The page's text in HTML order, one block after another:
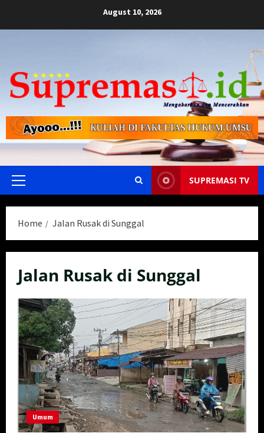
August 10, 2026
Primary
SUPREMASI TV
Home Jalan Rusak di Sunggal
Jalan Rusak di Sunggal
Umum